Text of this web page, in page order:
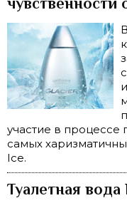
участие в процессе
самых
Ice.
Туалетная